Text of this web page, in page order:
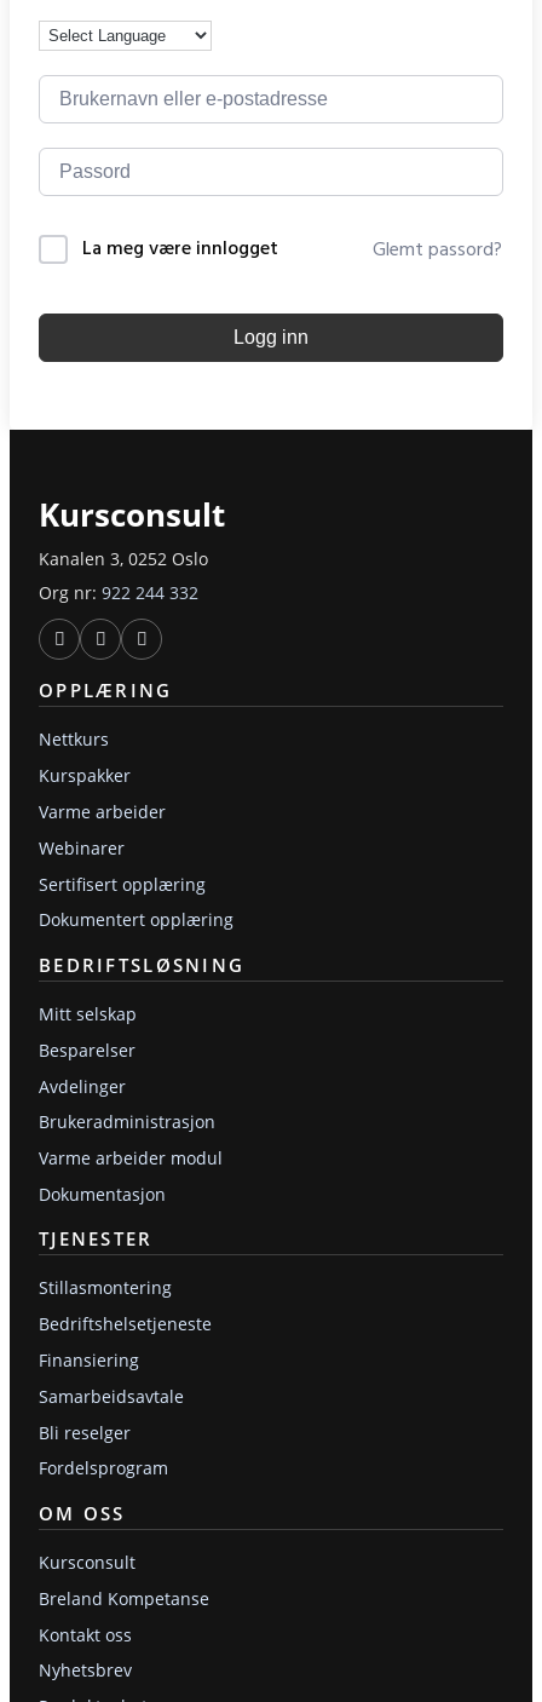
La meg være innlogget Glemt passord?
Logg inn
Kursconsult
Kanalen 3, 0252 Oslo
Org nr: 922 244 332
OPPLÆRING
Nettkurs
Kurspakker
Varme arbeider
Webinarer
Sertifisert opplæring
Dokumentert opplæring
BEDRIFTSLØSNING
Mitt selskap
Besparelser
Avdelinger
Brukeradministrasjon
Varme arbeider modul
Dokumentasjon
TJENESTER
Stillasmontering
Bedriftshelsetjeneste
Finansiering
Samarbeidsavtale
Bli reselger
Fordelsprogram
OM OSS
Kursconsult
Breland Kompetanse
Kontakt oss
Nyhetsbrev